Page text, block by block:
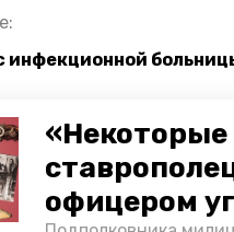
офицером
инфекционной
тяжёлого
округа